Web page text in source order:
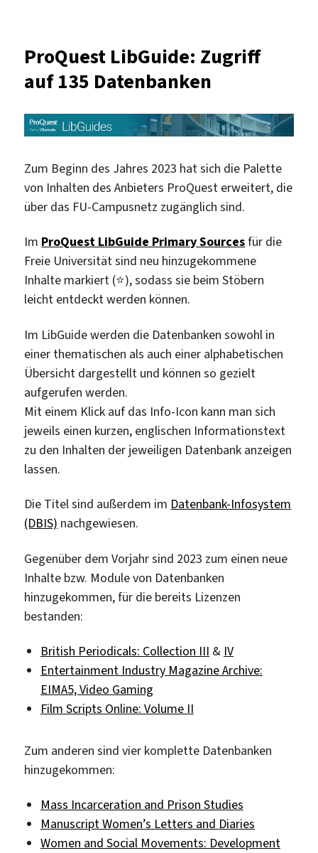
auf
ProQuest LibGuide: Zugriff
auf 135 Datenbanken
Zum Beginn des Jahres 2023 hat sich die Palette
von Inhalten des Anbieters ProQuest erweitert, die
über das FU-Campusnetz zugänglich sind.
Im ProQuest LibGuide Primary Sourcesfür die
Freie Universität sind neu hinzugekommene
Inhalte markiert (⭐), sodass sie beim Stöbern
leicht entdeckt werden können.
Im LibGuide werden die Datenbanken sowohl in
einer thematischen als auch einer alphabetischen
Übersicht dargestellt und können so gezielt
aufgerufen werden.
Mit einem Klick auf das Info-Icon kann man sich
jeweils einen kurzen, englischen Informationstext
zu den Inhalten der jeweiligen Datenbank anzeigen
lassen.
Die Titel sind außerdem im Datenbank-Infosystem
(DBIS) nachgewiesen.
Gegenüber dem Vorjahr sind 2023 zum einen neue
Inhalte bzw. Module von Datenbanken
hinzugekommen, für die bereits Lizenzen
bestanden:
British Periodicals: Collection III & IV
Entertainment Industry Magazine Archive:
EIMA5, Video Gaming
Film Scripts Online: Volume II
Zum anderen sind vier komplette Datenbanken
hinzugekommen:
Mass Incarceration and Prison Studies
Manuscript Women’s Letters and Diaries
Women and Social Movements: Development